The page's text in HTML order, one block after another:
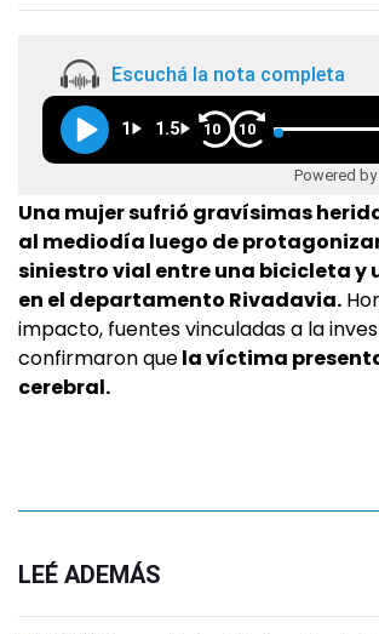
Escuchá la nota completa
1 1.5 10 10
Powered
Una mujer sufrió gravísimas
al mediodía luego de
siniestro vial entre una bicicleta y
en el departamento Rivadavia.
impacto, fuentes vinculadas a la
confirmaron quela víctima
cerebral.
LEÉ ADEMÁS